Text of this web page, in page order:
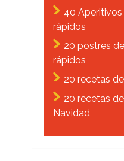
40
rápidos
20 postres
rápidos
20 recetas
20 recetas
Navidad